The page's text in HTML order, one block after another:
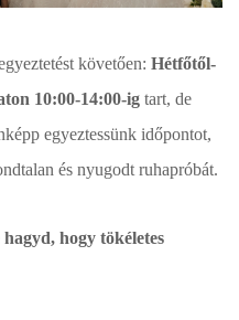
követően: Hétfőtől-
10:00-14:00-ig tart, de
egyeztessünk időpontot,
és nyugodt ruhapróbát.
hogy tökéletes